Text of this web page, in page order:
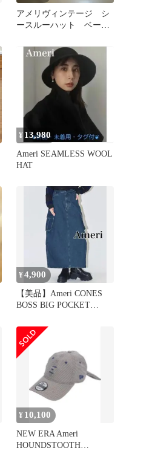
アメリヴィンテージ シ
ースルーハット ベージ
ハット
¥ 13,980
Ameri SEAMLESS WOOL
HAT
¥4,900
【美品】Ameri CONES
BOSS BIG POCKET
¥ 10,100
NEW ERA Ameri
HOUNDSTOOTH